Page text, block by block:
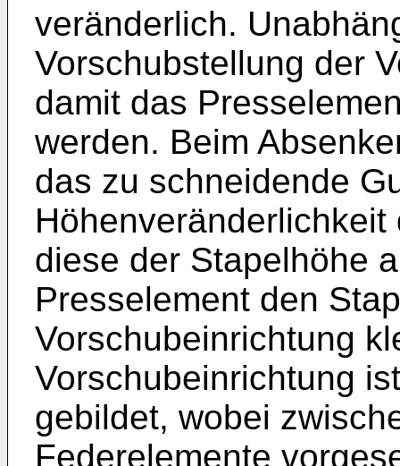
veränderlich.
Vorschubstellung der
damit das
werden. Beim
das zu schneidende
diese der Stapelhöhe
Presselement den
Vorschubeinrichtung
Vorschubeinrichtung
gebildet, wobei
Federelemente